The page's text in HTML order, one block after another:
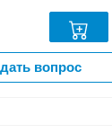
вопрос